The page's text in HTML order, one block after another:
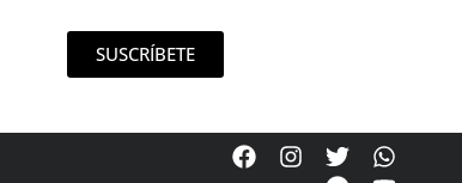
SUSCRÍBETE